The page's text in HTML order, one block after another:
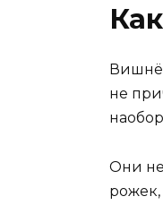
не
Они